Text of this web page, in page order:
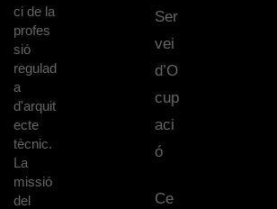
ci de la
profes
sió
regulad
a
d'arquit
ecte
tècnic.
La
missió
del
Ser
vei
d’O
cup
aci
ó
Ce